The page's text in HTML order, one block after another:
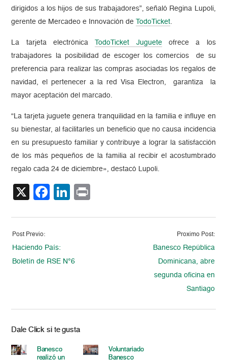
dirigidos a los hijos de sus trabajadores”, señaló Regina Lupoli,
gerente de Mercadeo e Innovación de
TodoTicket.
La tarjeta electrónica TodoTicket Jugueteofrece a los
trabajadores la posibilidad de escoger los comercios de su
preferencia para realizar las compras asociadas los regalos de
navidad, el pertenecer a la red Visa Electron, garantiza la
mayor aceptación del marcado.
“La tarjeta juguete genera tranquilidad en la familia e influye en
su bienestar, al facilitarles un beneficio que no causa incidencia
en su presupuesto familiar y contribuye a lograr la satisfacción
de los más pequeños de la familia al recibir el acostumbrado
regalo cada 24 de diciembre», destacó Lupoli.
X Facebook
LinkedIn
Post Previo:
Haciendo País:
Boletín de RSE N°6
Proximo Post:
Banesco República
Dominicana, abre
segunda oficina en
Santiago
Dale Click si te gusta
Banesco
realizó un
Voluntariado
Banesco